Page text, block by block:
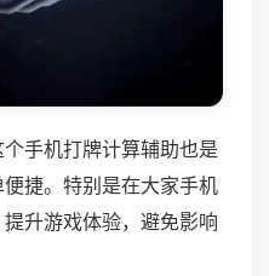
手机打牌计算辅助也是
捷。特别是在大家手机
升游戏体验，避免影响